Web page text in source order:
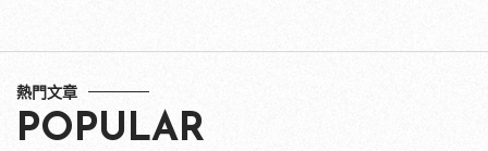
熱門文章
POPULAR